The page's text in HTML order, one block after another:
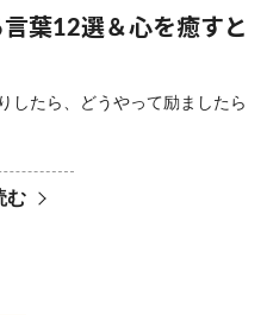
葉12選＆心を癒すと
したら、どうやって励ましたら
む